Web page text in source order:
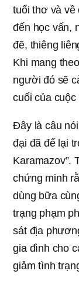
tuổi thơ và
đến học vấn,
đẽ, thiêng
Khi mang
người đó sẽ
cuối của cuộc
Đây là câu
đại đã để lại
Karamazov”.
chứng minh
dùng bữa
trạng phạm
sát địa
gia đình cho
giảm tình